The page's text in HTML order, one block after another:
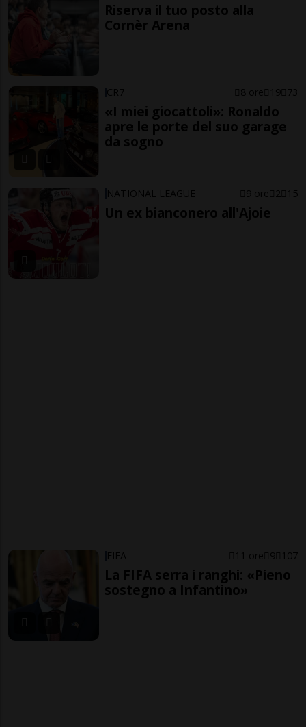
Riserva il tuo posto alla
Cornèr Arena
CR7 8 ore 19 73
«I miei giocattoli»: Ronaldo
apre le porte del suo garage
da sogno
NATIONAL LEAGUE 9 ore 2 15
Un ex bianconero all'Ajoie
FIFA 11 ore 9 107
La FIFA serra i ranghi: «Pieno
sostegno a Infantino»